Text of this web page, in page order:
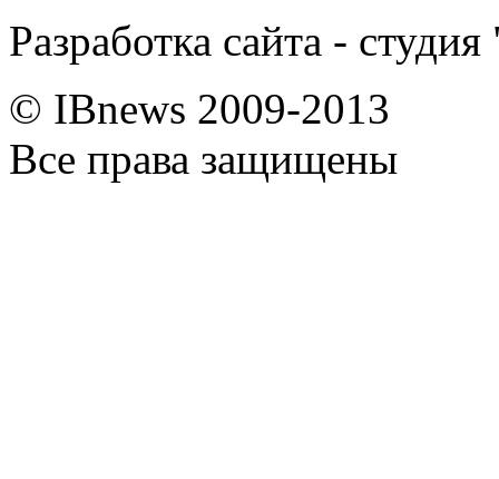
Разработка сайта -
© IBnews 2009-2013
Все права защищены